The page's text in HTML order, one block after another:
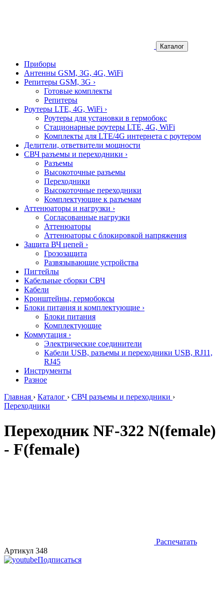
Каталог
Приборы
Антенны GSM, 3G, 4G, WiFi
Репитеры GSM, 3G ›
Готовые комплекты
Репитеры
Роутеры LTE, 4G, WiFi ›
Роутеры для установки в гермобокс
Стационарные роутеры LTE, 4G, WiFi
Комплекты для LTE/4G интернета с роутером
Делители, ответвители мощности
СВЧ разъемы и переходники ›
Разъемы
Высокоточные разъемы
Переходники
Высокоточные переходники
Комплектующие к разъемам
Аттенюаторы и нагрузки ›
Согласованные нагрузки
Аттенюаторы
Аттенюаторы с блокировкой напряжения
Защита ВЧ цепей ›
Грозозащита
Развязывающие устройства
Пигтейлы
Кабельные сборки СВЧ
Кабели
Кронштейны, гермобоксы
Блоки питания и комплектующие ›
Блоки питания
Комплектующие
Коммутация ›
Электрические соединители
Кабели USB, разъемы и переходники USB, RJ11,
RJ45
Инструменты
Разное
Главная › Каталог › СВЧ разъемы и переходники ›
Переходники
Переходник NF-322 N(female)
- F(female)
Распечатать
Артикул 348
Подписаться